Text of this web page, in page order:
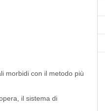
morbidi con il metodo più
il sistema di